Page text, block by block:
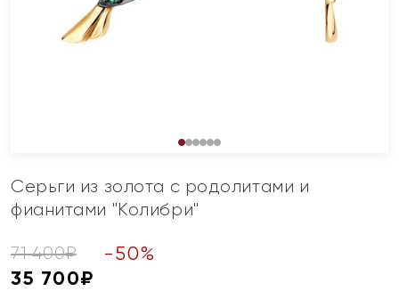
Серьги из золота с родолитами и
фианитами "Колибри"
71 400₽ -50%
35 700₽